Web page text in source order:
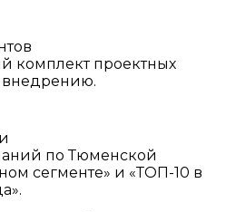
комплект проектных
внедрению.
по Тюменской
сегменте» и «ТОП-10 в